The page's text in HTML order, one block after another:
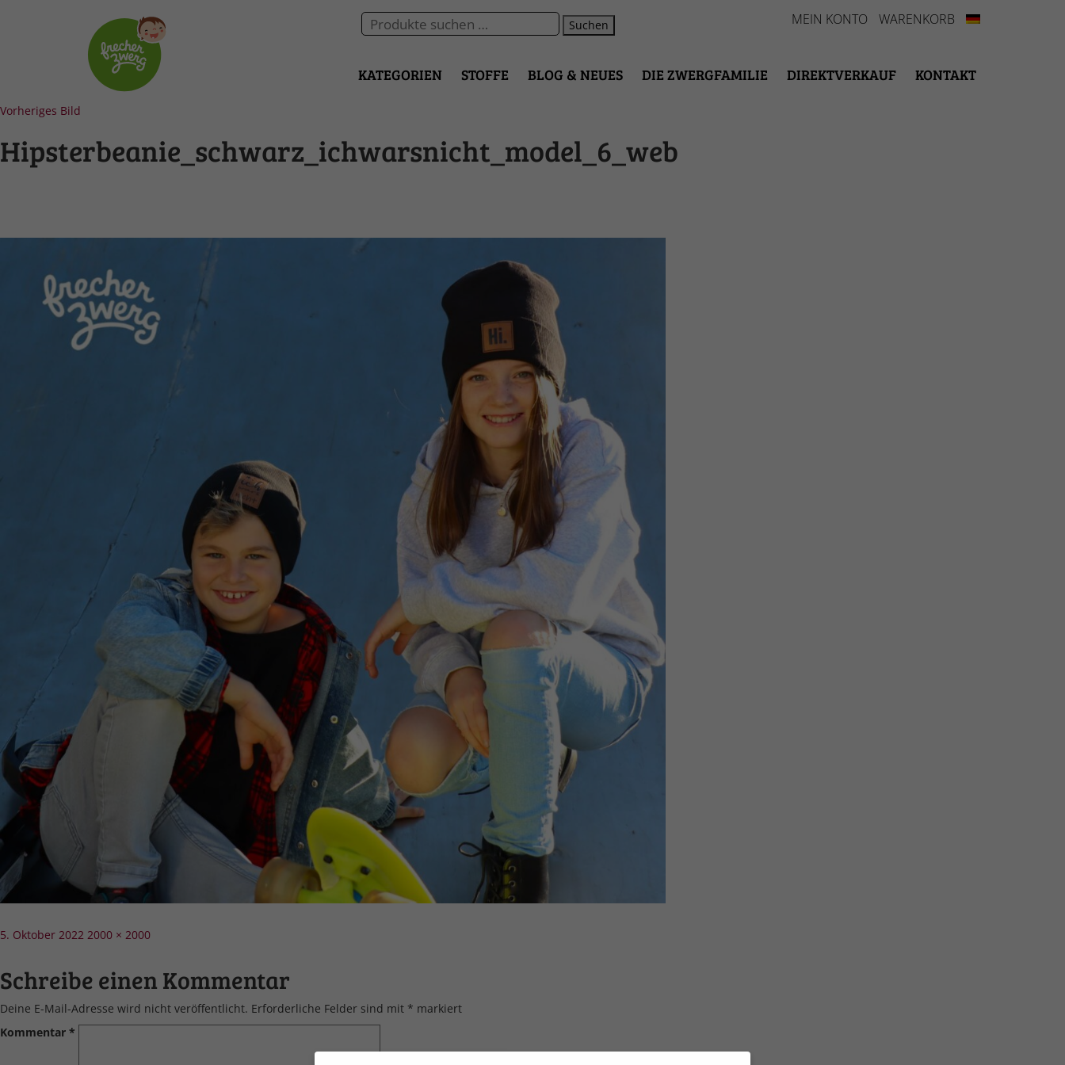
MEIN KONTO WARENKORB
Suchen
KATEGORIEN STOFFE BLOG & NEUES DIE ZWERGFAMILIE DIREKTVERKAUF KONTAKT
Vorheriges Bild
Hipsterbeanie_schwarz_ichwarsnicht_model_6_web
Veröffentlicht
5. Oktober 2022 Volle
2000 × 2000
Schreibe einen Kommentar
Deine E-Mail-Adresse wird nicht veröffentlicht. Erforderliche Felder sind mit * markiert
Kommentar *